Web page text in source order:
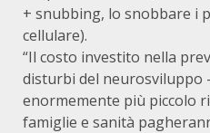
+ snubbing, lo snobbare i
cellulare).
“Il costo investito nella
disturbi del neurosviluppo
enormemente più piccolo
famiglie e sanità